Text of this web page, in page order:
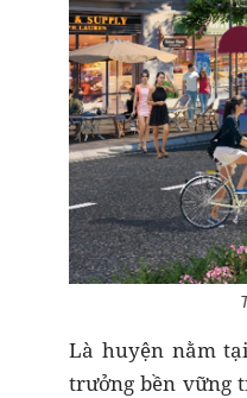
Là huyện nằm
trưởng bền vững